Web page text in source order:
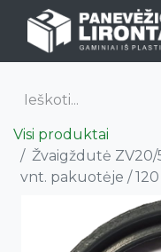
Visi produktai
Žvaigždutė
vnt. pakuotėje / 120